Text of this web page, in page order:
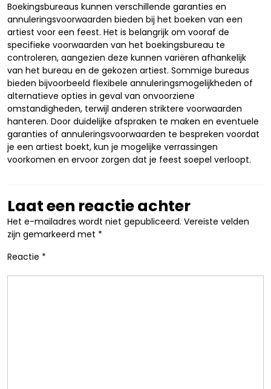
Boekingsbureaus kunnen verschillende garanties en
annuleringsvoorwaarden bieden bij het boeken van een
artiest voor een feest. Het is belangrijk om vooraf de
specifieke voorwaarden van het boekingsbureau te
controleren, aangezien deze kunnen variëren afhankelijk
van het bureau en de gekozen artiest. Sommige bureaus
bieden bijvoorbeeld flexibele annuleringsmogelijkheden of
alternatieve opties in geval van onvoorziene
omstandigheden, terwijl anderen striktere voorwaarden
hanteren. Door duidelijke afspraken te maken en eventuele
garanties of annuleringsvoorwaarden te bespreken voordat
je een artiest boekt, kun je mogelijke verrassingen
voorkomen en ervoor zorgen dat je feest soepel verloopt.
Laat een reactie achter
Het e-mailadres wordt niet gepubliceerd. Vereiste velden
zijn gemarkeerd met *
Reactie *